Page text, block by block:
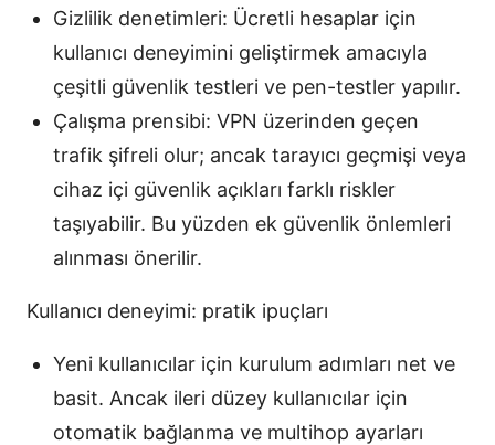
Gizlilik denetimleri: Ücretli hesaplar için
kullanıcı deneyimini geliştirmek amacıyla
çeşitli güvenlik testleri ve pen-testler yapılır.
Çalışma prensibi: VPN üzerinden geçen
trafik şifreli olur; ancak tarayıcı geçmişi veya
cihaz içi güvenlik açıkları farklı riskler
taşıyabilir. Bu yüzden ek güvenlik önlemleri
alınması önerilir.
Kullanıcı deneyimi: pratik ipuçları
Yeni kullanıcılar için kurulum adımları net ve
basit. Ancak ileri düzey kullanıcılar için
otomatik bağlanma ve multihop ayarları